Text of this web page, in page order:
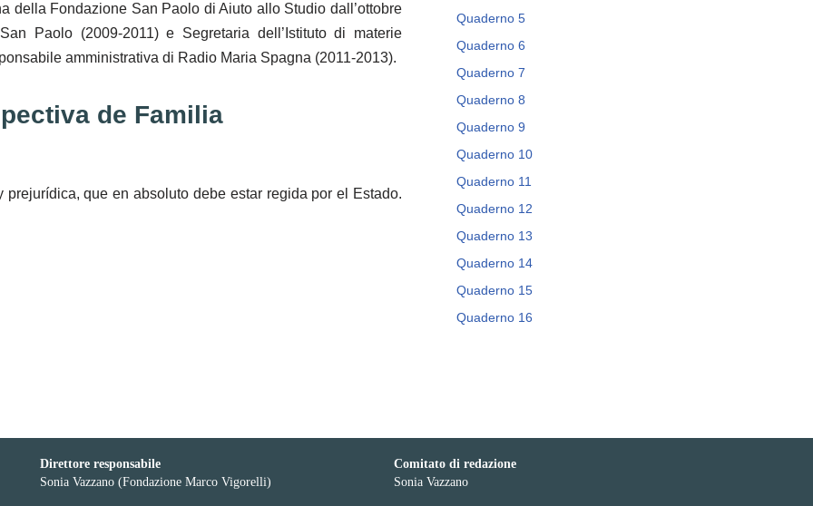
in gioco
del virtuale
della Fondazione San Paolo di Aiuto allo Studio dall’ottobre
Paolo (2009-2011) e Segretaria dell’Istituto di materie
amministrativa di Radio Maria Spagna (2011-2013).
de Familia
que en absoluto debe estar regida por el Estado.
Quaderno 5
Quaderno 6
Quaderno 7
Quaderno 8
Quaderno 9
Quaderno 10
Quaderno 11
Quaderno 12
Quaderno 13
Quaderno 14
Quaderno 15
Quaderno 16
Direttore responsabile
Sonia Vazzano (Fondazione Marco Vigorelli)
Comitato di redazione
Sonia Vazzano